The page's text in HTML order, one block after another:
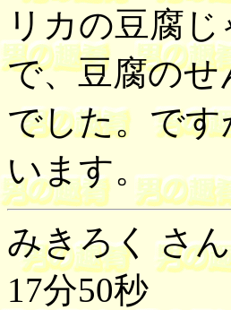
リカの豆腐
で、豆腐の
でした。で
います。
みきろく さ
17分50秒